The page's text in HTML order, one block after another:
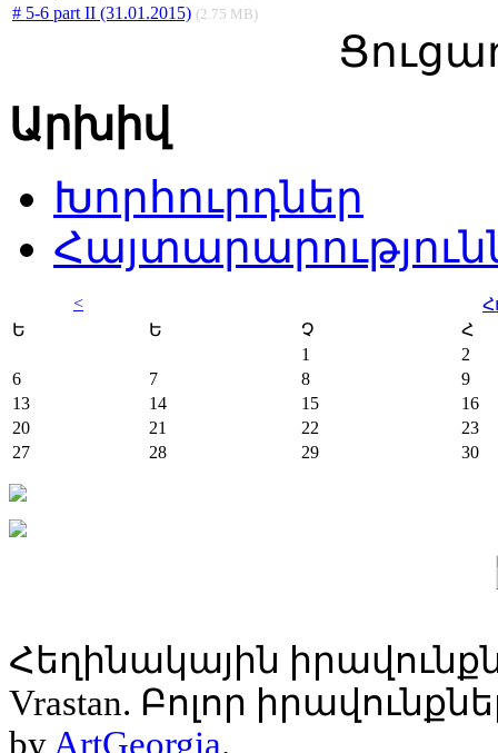
# 5-6 part II (31.01.2015) (2.75 MB)
Արխիվ
Խորհուրդներ
<
Ե
Ե Չ
Հ
1
2
6
7 8
9
13
14 15
16
20
21 22
23
27
28 29 30
Հեղինակային
Vrastan. Բոլոր
by ArtGeorgia.